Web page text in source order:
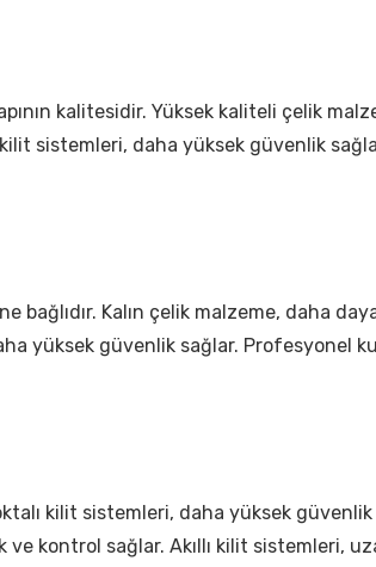
kalitesidir. Yüksek kaliteli çelik
sistemleri, daha yüksek güvenlik
bağlıdır. Kalın çelik malzeme, daha
yüksek güvenlik sağlar. Profesyonel
kilit sistemleri, daha yüksek
kontrol sağlar. Akıllı kilit sistemleri,